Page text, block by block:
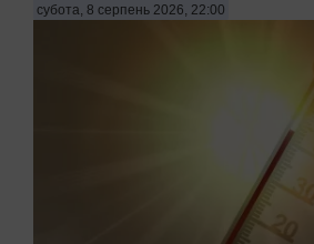
субота, 8 серпень 2026, 22:00